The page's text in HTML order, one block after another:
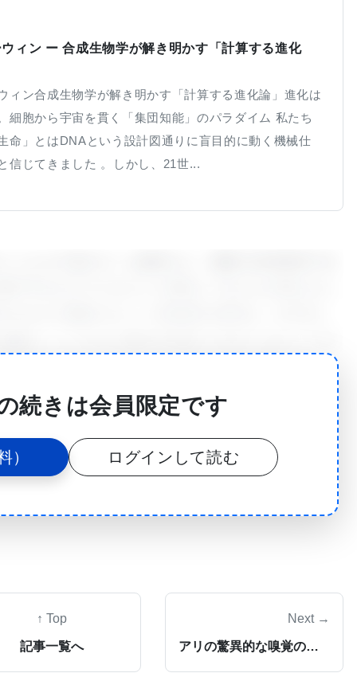
ィン ー 合成生物学が解き明かす「計算する進化
ィン合成生物学が解き明かす「計算する進化論」進化は
細胞から宇宙を貫く「集団知能」のパラダイム 私たち
命」とはDNAという設計図通りに盲目的に動く機械仕
信じてきました 。しかし、21世...
in the Turkana of Northwest Kenya（ケニ
レスと牧畜への適応）」と題されています。
一帯に及び、西はウガンダ、北西は南スーダン、北
域は世界で最も乾燥した場所の一つです。雨は短
このような環境では、自分たちとヤギやラクダの群
続きは会員限定です
） ログインして読む
↑ Top
記事一覧へ
Next →
アリの驚異的な嗅覚の秘密を解明！「転写の盾」という新たな遺伝子制御メカニズム